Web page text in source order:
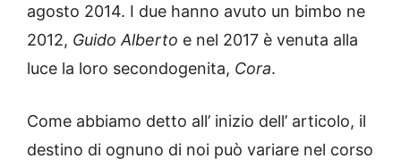
agosto 2014. I due hanno avuto un bimbo ne
2012, Guido Alberto e nel 2017 è venuta alla
luce la loro secondogenita, Cora.
Come abbiamo detto all’ inizio dell’ articolo, il
destino di ognuno di noi può variare nel corso